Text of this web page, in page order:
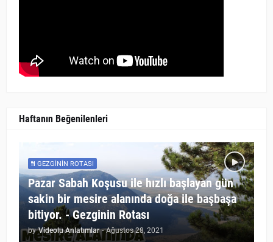
Haftanın Beğenilenleri
GEZGININ ROTASI
Pazar Sabah Koşusu ile hızlı başlayan gün
sakin bir mesire alanında doğa ile başbaşa
bitiyor. - Gezginin Rotası
by Videolu Anlatımlar - Ağustos 28, 2021